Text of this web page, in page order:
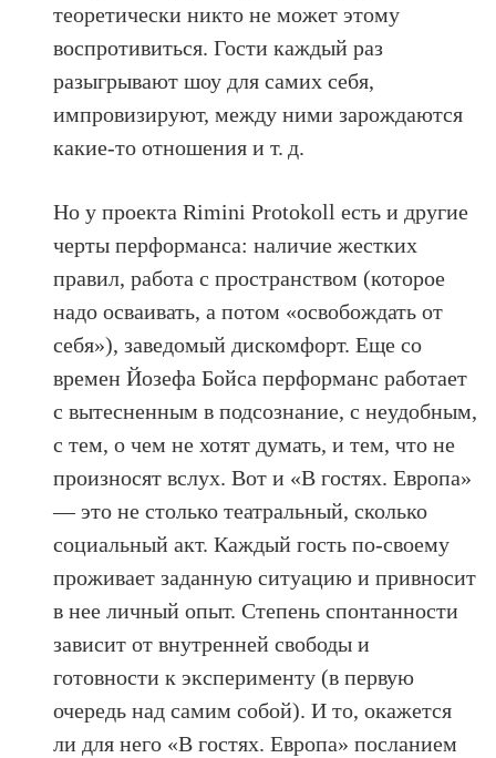
теоретически никто не может этому
воспротивиться. Гости каждый раз
разыгрывают шоу для самих себя,
импровизируют, между ними зарождаются
какие-то отношения и т. д.
Но у проекта Rimini Protokoll есть и другие
черты перформанса: наличие жестких
правил, работа с пространством (которое
надо осваивать, а потом «освобождать от
себя»), заведомый дискомфорт. Еще со
времен Йозефа Бойса перформанс работает
с вытесненным в подсознание, с неудобным,
с тем, о чем не хотят думать, и тем, что не
произносят вслух. Вот и «В гостях. Европа»
— это не столько театральный, сколько
социальный акт. Каждый гость по-своему
проживает заданную ситуацию и привносит
в нее личный опыт. Степень спонтанности
зависит от внутренней свободы и
готовности к эксперименту (в первую
очередь над самим собой). И то, окажется
ли для него «В гостях. Европа» посланием